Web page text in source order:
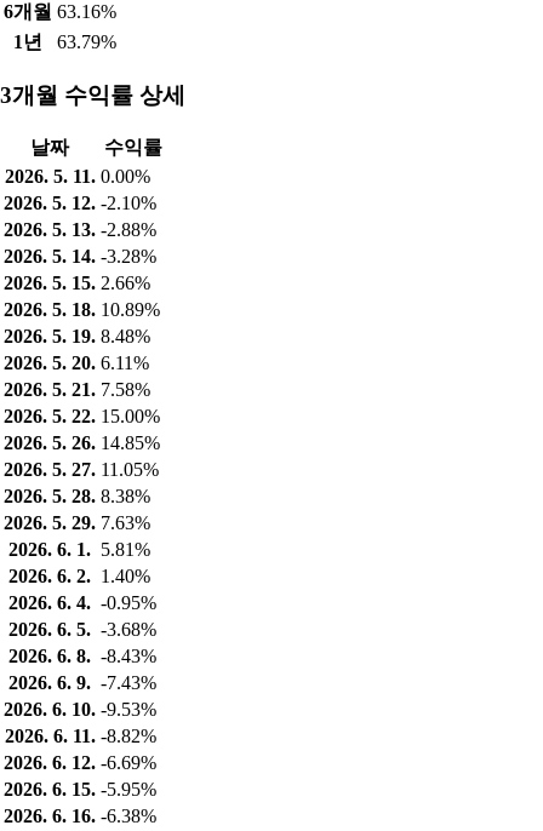
6개월 63.16%
1년
63.79%
3개월 수익률 상세
날짜
수익률
2026. 5. 11. 0.00%
2026. 5. 12. -2.10%
2026. 5. 13. -2.88%
2026. 5. 14. -3.28%
2026. 5. 15. 2.66%
2026. 5. 18. 10.89%
2026. 5. 19. 8.48%
2026. 5. 20. 6.11%
2026. 5. 21. 7.58%
2026. 5. 22. 15.00%
2026. 5. 26. 14.85%
2026. 5. 27. 11.05%
2026. 5. 28. 8.38%
2026. 5. 29. 7.63%
2026. 6. 1. 5.81%
2026. 6. 2. 1.40%
2026. 6. 4. -0.95%
2026. 6. 5. -3.68%
2026. 6. 8. -8.43%
2026. 6. 9. -7.43%
2026. 6. 10. -9.53%
2026. 6. 11. -8.82%
2026. 6. 12. -6.69%
2026. 6. 15. -5.95%
2026. 6. 16. -6.38%